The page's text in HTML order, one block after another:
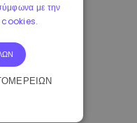
με την
cookies.